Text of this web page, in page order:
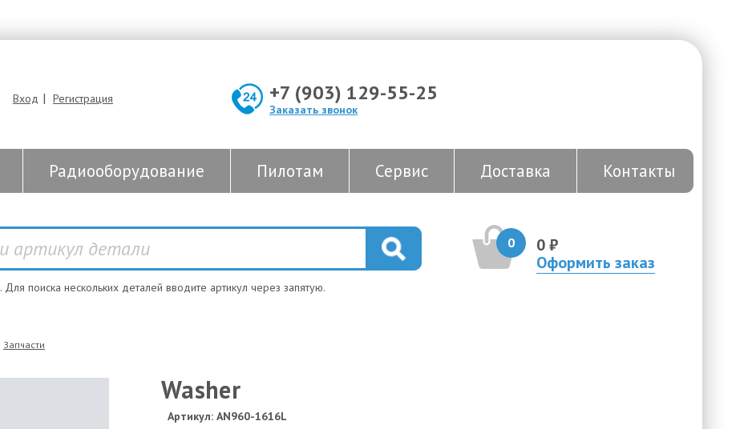
Вход | Регистрация +7 (903) 129-55-25
Заказать звонок
Радиооборудование Пилотам Сервис Доставка Контакты
0
0 ₽
Оформить заказ
. Для поиска нескольких деталей вводите артикул через запятую.
Запчасти
Washer
Артикул: AN960-1616L